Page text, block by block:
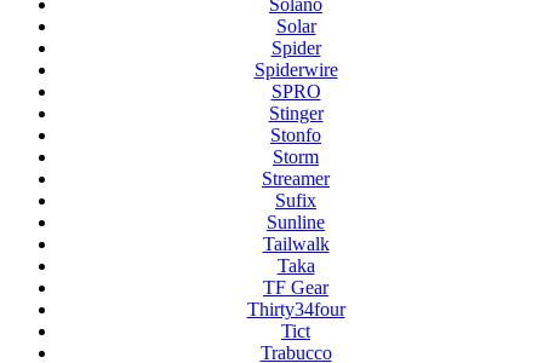
Solano
Solar
Spider
Spiderwire
SPRO
Stinger
Stonfo
Storm
Streamer
Sufix
Sunline
Tailwalk
Taka
TF Gear
Thirty34four
Tict
Trabucco